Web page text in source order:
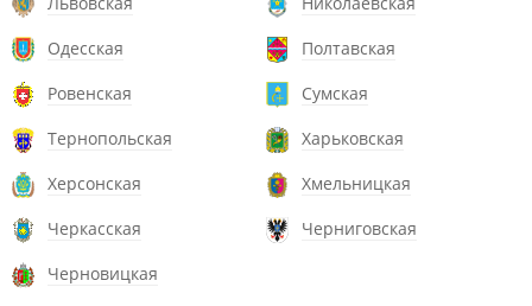
Одесская
Полтавская
Ровенская
Сумская
Тернопольская
Харьковская
Херсонская
Хмельницкая
Черкасская
Черниговская
Черновицкая